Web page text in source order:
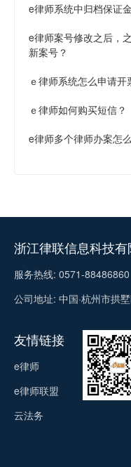
e律师系统中归档保证
e律师案号修改之后，
新案号？
ｅ律师系统怎么申请开
ｅ律师如何购买短信？
e律师多个律师办案怎
浙江律联信息科技有
服务热线: 0571-88486860
公司地址: 中国·杭州市拱
友情链接
e律师
e律师联盟
云法务